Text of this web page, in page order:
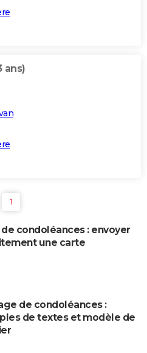
ans)
1
condoléances : envoyer
une carte
de condoléances :
de textes et modèle de